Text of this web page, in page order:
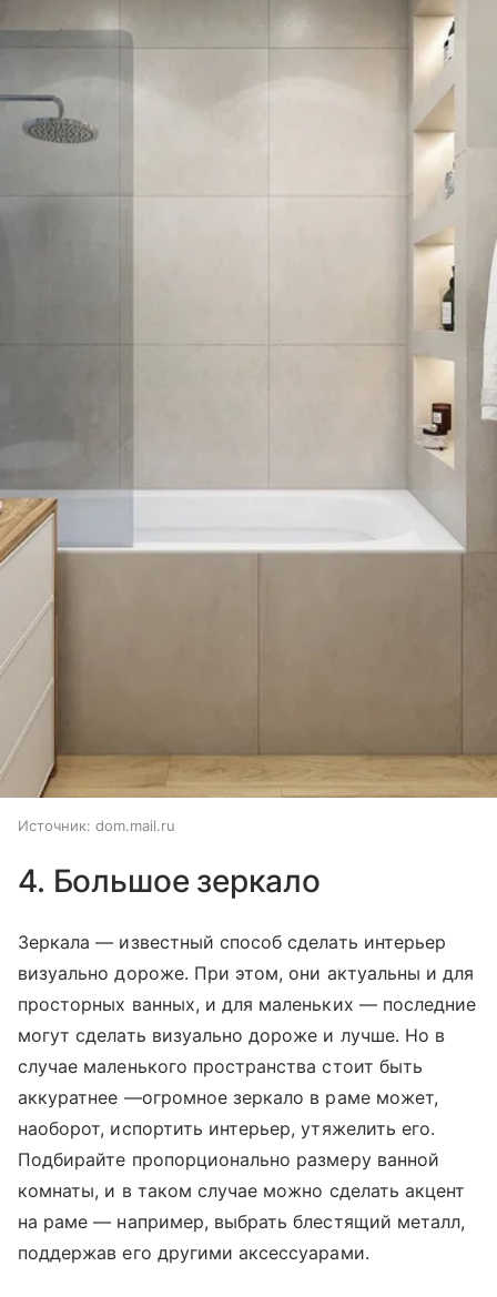
Источник: dom.mail.ru
4. Большое зеркало
Зеркала — известный способ сделать интерьер
визуально дороже. При этом, они актуальны и для
просторных ванных, и для маленьких — последние
могут сделать визуально дороже и лучше. Но в
случае маленького пространства стоит быть
аккуратнее —огромное зеркало в раме может,
наоборот, испортить интерьер, утяжелить его.
Подбирайте пропорционально размеру ванной
комнаты, и в таком случае можно сделать акцент
на раме — например, выбрать блестящий металл,
поддержав его другими аксессуарами.